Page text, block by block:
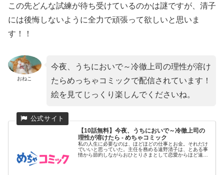
この先どんな試練が待ち受けているのかは謎ですが、清子
には後悔しないように全力で頑張って欲しいと思いま
す！！
おねこ
今夜、うちにおいで～冷徹上司の理性が溶け
たらめっちゃコミックで配信されています！
絵を見てじっくり楽しんでくださいね。
【10話無料】今夜、うちにおいで～冷徹上司の
理性が溶けたら - めちゃコミック
私の人生に必要なのは、ほどほどの仕事とお金。それだけ
でいいと思っていた。主任を務める遠野清子は、とある事
情から節約しながらおひとりさまとして恋愛からほど遠い